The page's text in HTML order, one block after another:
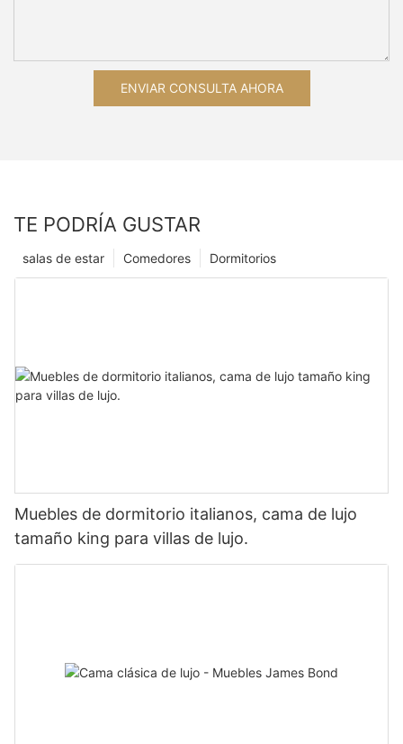
ENVIAR CONSULTA AHORA
TE PODRÍA GUSTAR
Dormitorios
Comedores
salas de estar
Muebles de dormitorio italianos, cama de lujo
tamaño king para villas de lujo.